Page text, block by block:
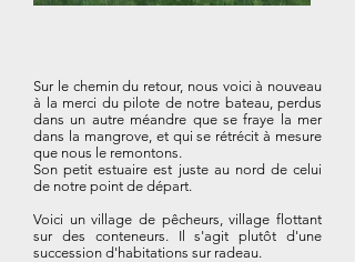
Sur le chemin du retour, nous voici à nouveau
à la merci du pilote de notre bateau, perdus
dans un autre méandre que se fraye la mer
dans la mangrove, et qui se rétrécit à mesure
que nous le remontons.
Son petit estuaire est juste au nord de celui
de notre point de départ.
Voici un village de pêcheurs, village flottant
sur des conteneurs. Il s'agit plutôt d'une
succession d'habitations sur radeau.